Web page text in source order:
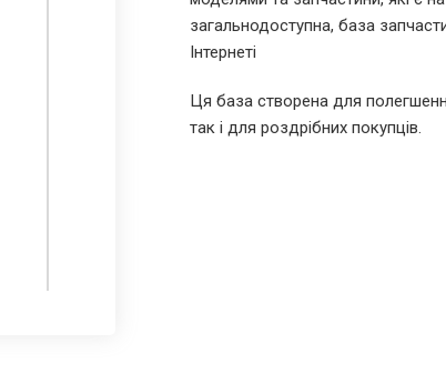
загальнодоступна, база
Інтернеті
Ця база створена для
так і для роздрібних покупців.